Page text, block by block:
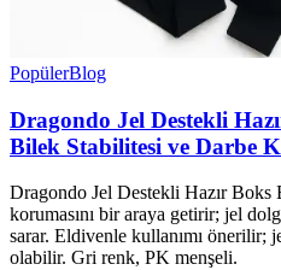
PopülerBlog
Dragondo Jel Destekli
Bilek Stabilitesi ve Darbe
Dragondo Jel Destekli Hazır Boks
korumasını bir araya getirir; jel
sarar. Eldivenle kullanımı önerilir;
olabilir. Gri renk, PK menşeli.